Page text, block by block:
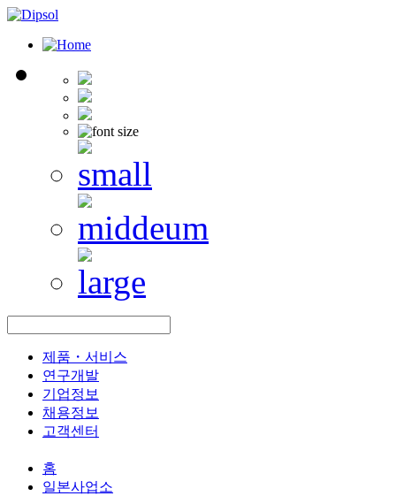
제품・서비스
연구개발
기업정보
채용정보
고객센터
홈
일본사업소